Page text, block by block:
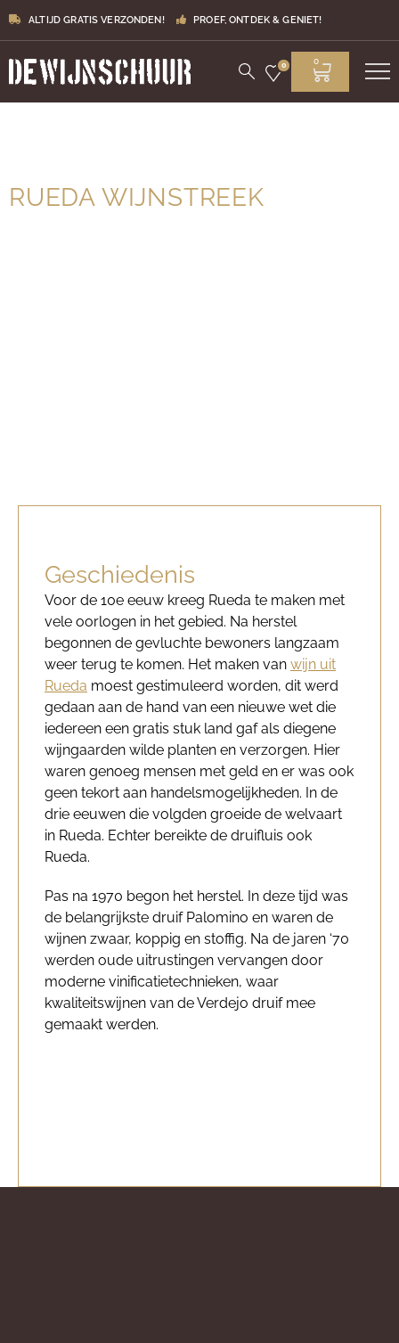
ALTIJD GRATIS VERZONDEN! PROEF, ONTDEK & GENIET!
0 0
RUEDA WIJNSTREEK
Geschiedenis
Voor de 10e eeuw kreeg Rueda te maken met
vele oorlogen in het gebied. Na herstel
begonnen de gevluchte bewoners langzaam
weer terug te komen. Het maken van wijn uit
Rueda moest gestimuleerd worden, dit werd
gedaan aan de hand van een nieuwe wet die
iedereen een gratis stuk land gaf als diegene
wijngaarden wilde planten en verzorgen. Hier
waren genoeg mensen met geld en er was ook
geen tekort aan handelsmogelijkheden. In de
drie eeuwen die volgden groeide de welvaart
in Rueda. Echter bereikte de druifluis ook
Rueda.
Pas na 1970 begon het herstel. In deze tijd was
de belangrijkste druif Palomino en waren de
wijnen zwaar, koppig en stoffig. Na de jaren ‘70
werden oude uitrustingen vervangen door
moderne vinificatietechnieken, waar
kwaliteitswijnen van de Verdejo druif mee
gemaakt werden.